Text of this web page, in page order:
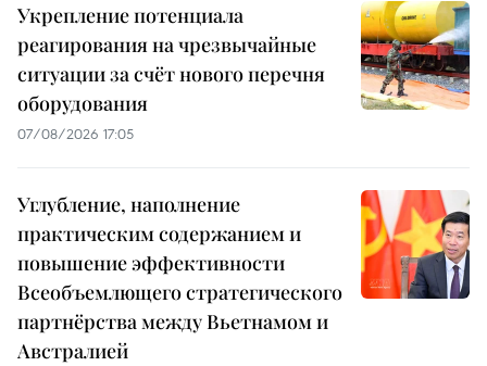
Укрепление потенциала
реагирования на чрезвычайные
ситуации за счёт нового перечня
оборудования
07/08/2026 17:05
Углубление, наполнение
практическим содержанием и
повышение эффективности
Всеобъемлющего стратегического
партнёрства между Вьетнамом и
Австралией